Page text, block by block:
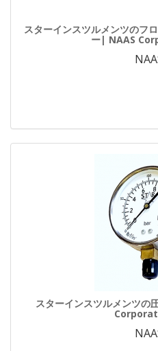
スターインスツルメンツのフ
ー| NAAS
スターインスツルメンツの